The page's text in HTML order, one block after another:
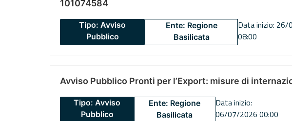
101074584
Tipo: Avviso
Pubblico
Ente: Regione
Basilicata
Data inizio:
08:00
Avviso Pubblico Pronti per l’Export: misure di
Tipo: Avviso
Pubblico
Ente: Regione
Basilicata
Data inizio:
06/07/2026 00:00